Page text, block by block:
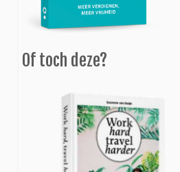
Of toch deze?